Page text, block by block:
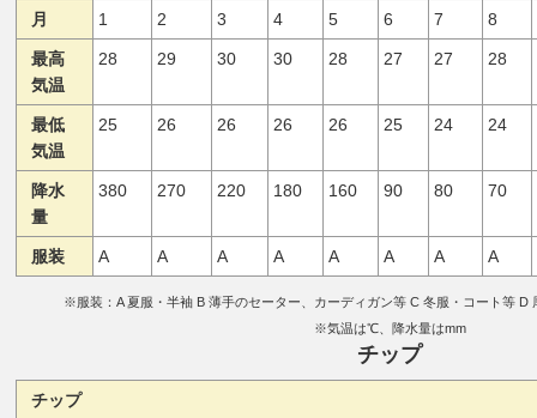
月 1 2 3 4 5 6 7 8
最高
気温
28 29 30 30 28 27 27 28
最低
気温
25 26 26 26 26 25 24 24
降水
量
380 270 220 180 160 90 80 70
服装 A A A A A A A A
※服装：A 夏服・半袖 B 薄手のセーター、カーディガン等 C 冬服・コート等 D
※気温は℃、降水量はmm
チップ
チップ